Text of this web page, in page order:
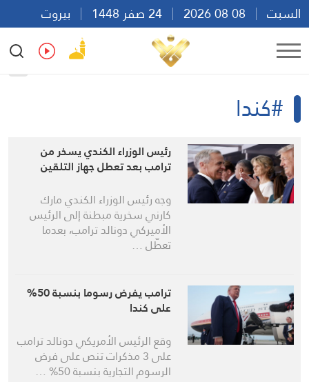
السبت
بيروت
22:28
Ar
#كندا
رئيس الوزراء الكندي يسخر من
ترامب بعد تعطل جهاز التلقين
وجه رئيس الوزراء الكندي مارك
كارني سخرية مبطنة إلى الرئيس
الأميركي دونالد ترامب، بعدما
تعطّل …
ترامب يفرض رسوما بنسبة 50%
على كندا
وقع الرئيس الأمريكي دونالد ترامب
على 3 مذكرات تنص على فرض
الرسوم التجارية بنسبة 50% …